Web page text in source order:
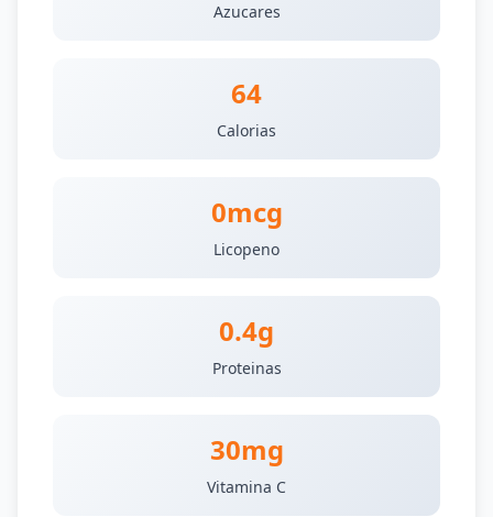
Azucares
64
Calorias
0mcg
Licopeno
0.4g
Proteinas
30mg
Vitamina C